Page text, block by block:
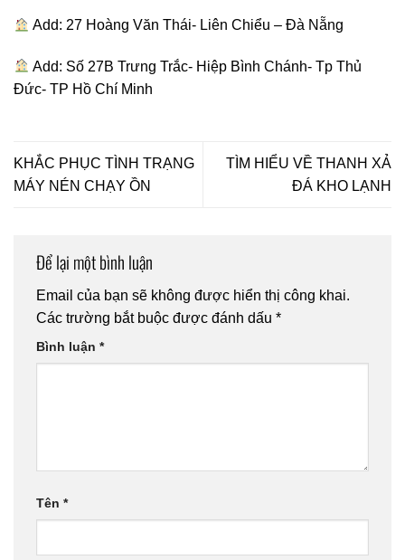
Add: 27 Hoàng Văn Thái- Liên Chiểu – Đà Nẵng
Add: Số 27B Trưng Trắc- Hiệp Bình Chánh- Tp Thủ
Đức- TP Hồ Chí Minh
KHẮC PHỤC TÌNH TRẠNG
MÁY NÉN CHẠY ỒN
TÌM HIỂU VỀ THANH XẢ
ĐÁ KHO LẠNH
Để lại một bình luận
Email của bạn sẽ không được hiển thị công khai.
Các trường bắt buộc được đánh dấu *
Bình luận *
Tên *